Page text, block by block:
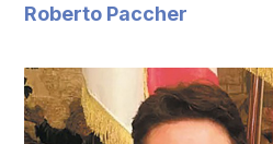
Roberto Paccher